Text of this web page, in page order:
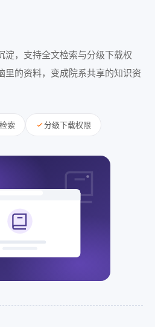
淀，支持全文检索与分级下载权
里的资料，变成院系共享的知识资
索 分级下载权限